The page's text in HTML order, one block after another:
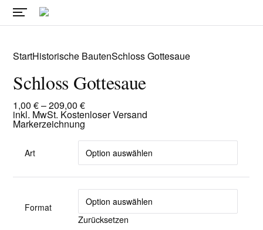
StartHistorische BautenSchloss Gottesaue
Schloss Gottesaue
1,00€–209,00€
inkl. MwSt. Kostenloser Versand
Markerzeichnung
Art
Format
Zurücksetzen